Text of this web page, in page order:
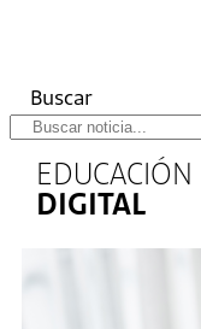
Buscar
EDUCACIÓN
DIGITAL